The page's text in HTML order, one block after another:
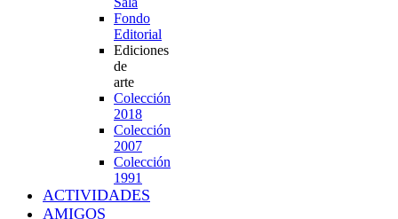
Fondo
Editorial
Ediciones
de
arte
Colección
2018
Colección
2007
Colección
1991
ACTIVIDADES
AMIGOS